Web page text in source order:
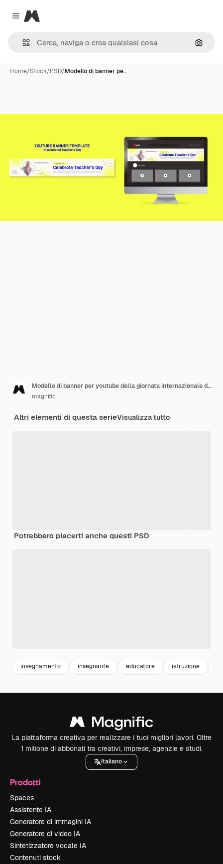
Close menu
Magnific
Cerca
Home/Stock/PSD/Modello di banner pe…
Modello di banner per youtube della giornata internazionale degli insegnanti
magnific
Altri elementi di questa serieVisualizza tutto
Potrebbero piacerti anche questi PSD
insegnamento insegnante educatore istruzione
La piattaforma creativa per realizzare i tuoi migliori lavori. Oltre
1 milione di abbonati tra creativi, imprese, agenzie e studi.
Italiano
Prodotti
Spaces
Assistente IA
Generatore di immagini IA
Generatore di video IA
Sintetizzatore vocale IA
Contenuti stock